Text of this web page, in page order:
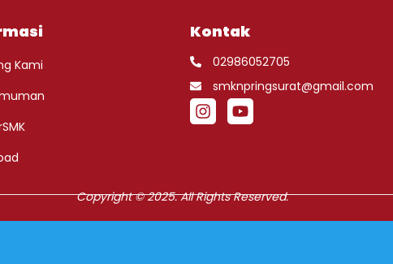
Kami
Kontak
02986052705
smknpringsurat@gmail.com
Copyright © 2025. All Rights Reserved.